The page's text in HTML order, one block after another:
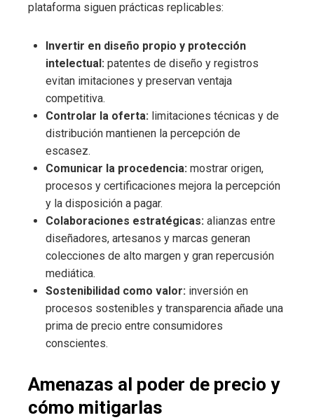
plataforma siguen prácticas replicables:
Invertir en diseño propio y protección
intelectual: patentes de diseño y registros
evitan imitaciones y preservan ventaja
competitiva.
Controlar la oferta: limitaciones técnicas y de
distribución mantienen la percepción de
escasez.
Comunicar la procedencia: mostrar origen,
procesos y certificaciones mejora la percepción
y la disposición a pagar.
Colaboraciones estratégicas: alianzas entre
diseñadores, artesanos y marcas generan
colecciones de alto margen y gran repercusión
mediática.
Sostenibilidad como valor: inversión en
procesos sostenibles y transparencia añade una
prima de precio entre consumidores
conscientes.
Amenazas al poder de precio y
cómo mitigarlas